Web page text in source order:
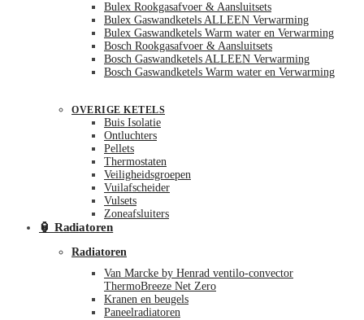
Bulex Rookgasafvoer & Aansluitsets
Bulex Gaswandketels ALLEEN Verwarming
Bulex Gaswandketels Warm water en Verwarming
Bosch Rookgasafvoer & Aansluitsets
Bosch Gaswandketels ALLEEN Verwarming
Bosch Gaswandketels Warm water en Verwarming
OVERIGE KETELS
Buis Isolatie
Ontluchters
Pellets
Thermostaten
Veiligheidsgroepen
Vuilafscheider
Vulsets
Zoneafsluiters
🏮 Radiatoren
Radiatoren
Van Marcke by Henrad ventilo-convector
ThermoBreeze Net Zero
Kranen en beugels
Paneelradiatoren